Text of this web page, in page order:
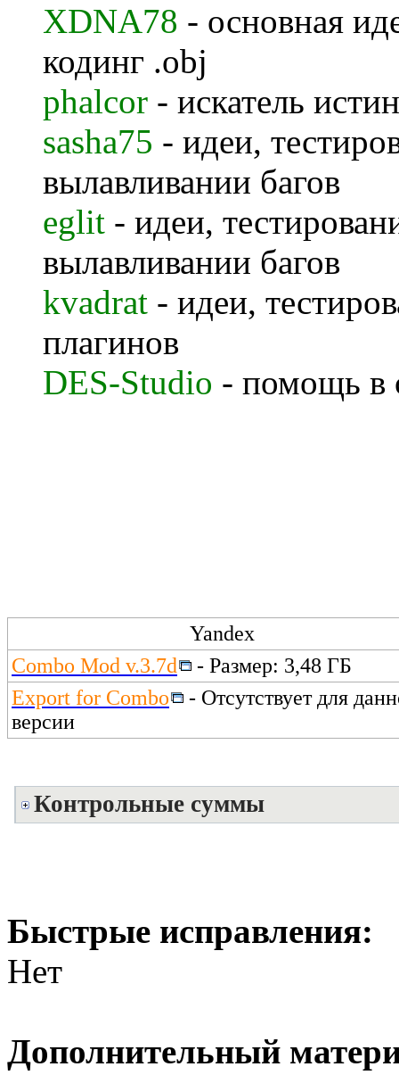
XDNA78 - основная
кодинг .obj
phalcor - искатель
sasha75 - идеи,
вылавливании багов
eglit - идеи,
вылавливании багов
kvadrat - идеи,
плагинов
DES-Studio - помощь в
Yandex
Combo Mod v.3.7d
- Размер: 3,48 ГБ
Export for Combo
- Отсутствует для
версии
Контрольные суммы
Быстрые исправления:
Нет
Дополнительный